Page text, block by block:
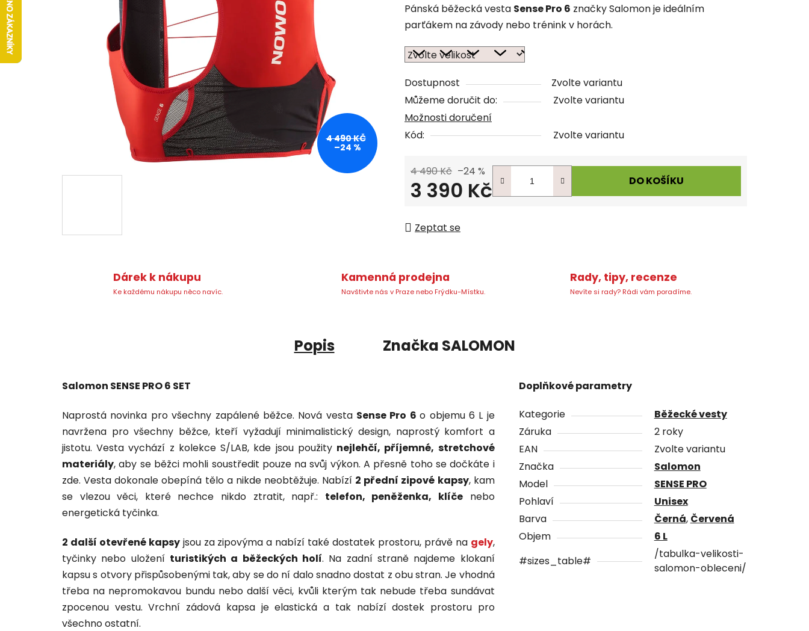
Pánská běžecká vesta Sense Pro 6 značky Salomon je ideálním
parťákem na závody nebo trénink v horách.
Dostupnost
Zvolte variantu
Můžeme doručit do:
Zvolte variantu
Možnosti doručení
Kód:
Zvolte variantu
4 490 Kč –24 %
3 390 Kč DO KOŠÍKU
Zeptat se
4 490 KČ
–24 %
Dárek k nákupu
Ke každému nákupu něco navíc.
Kamenná prodejna
Navštivte nás v Praze nebo Frýdku-Místku.
Rady, tipy, recenze
Nevíte si rady? Rádi vám poradíme.
Popis Značka SALOMON
Salomon SENSE PRO 6 SET
Naprostá novinka pro všechny zapálené běžce. Nová vesta Sense Pro 6o objemu 6 L je
navržena pro všechny běžce, kteří vyžadují minimalistický design, naprostý komfort a
jistotu. Vesta vychází z kolekce S/LAB, kde jsou použity nejlehčí, příjemné, stretchové
materiály, aby se běžci mohli soustředit pouze na svůj výkon. A přesně toho se dočkáte i
zde. Vesta dokonale obepíná tělo a nikde neobtěžuje. Nabízí 2 přední zipové kapsy, kam
se vlezou věci, které nechce nikdo ztratit, např.: telefon, peněženka, klíče nebo
energetická tyčinka.
2 další otevřené kapsyjsou za zipovýma a nabízí také dostatek prostoru, právě na gely,
tyčinky nebo uložení turistikých a běžeckých holí. Na zadní straně najdeme klokaní
kapsu s otvory přispůsobenými tak, aby se do ní dalo snadno dostat z obu stran. Je vhodná
třeba na nepromokavou bundu nebo další věci, kvůli kterým tak nebude třeba sundávat
zpocenou vestu. Vrchní zádová kapsa je elastická a tak nabízí dostek prostoru pro
všechno ostatní.
Doplňkové parametry
Kategorie
Běžecké vesty
Záruka
2 roky
EAN
Zvolte variantu
Značka
Salomon
Model
SENSE PRO
Pohlaví
Unisex
Barva
Černá, Červená
Objem
6 L
#sizes_table#
/tabulka-velikosti-
salomon-obleceni/